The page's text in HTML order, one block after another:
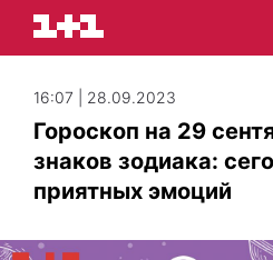
16:07 | 28.09.2023
Гороскоп на 29
знаков зодиака:
приятных эмоций